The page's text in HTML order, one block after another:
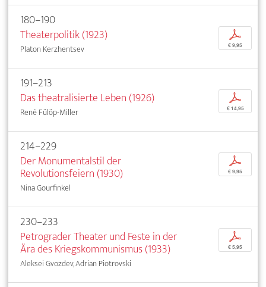
180–190
Theaterpolitik (1923)
Platon Kerzhentsev
p
€ 9,95
191–213
Das theatralisierte Leben (1926)
René Fülöp-Miller
p
€ 14,95
214–229
Der Monumentalstil der
Revolutionsfeiern (1930)
Nina Gourfinkel
p
€ 9,95
230–233
Petrograder Theater und Feste in der
Ära des Kriegskommunismus (1933)
Aleksei Gvozdev, Adrian Piotrovski
p
€ 5,95